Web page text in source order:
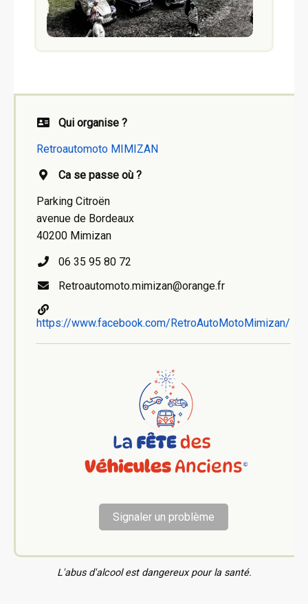
Qui organise ?
Retroautomoto MIMIZAN
Ca se passe où ?
Parking Citroën
avenue de Bordeaux
40200 Mimizan
06 35 95 80 72
Retroautomoto.mimizan@orange.fr
https://www.facebook.com/RetroAutoMotoMimizan/
Signaler un problème
L'abus d'alcool est dangereux pour la santé.